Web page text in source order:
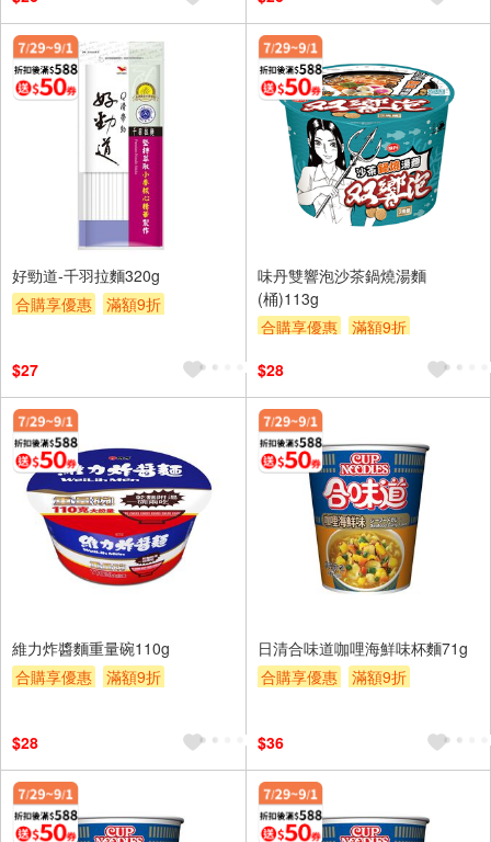
好勁道-千羽拉麵320g
合購享優惠
滿額9折
$27
味丹雙響泡沙茶鍋燒湯麵
(桶)113g
合購享優惠
滿額9折
$28
維力炸醬麵重量碗110g
合購享優惠
滿額9折
$28
日清合味道咖哩海鮮味杯麵71g
合購享優惠
滿額9折
$36